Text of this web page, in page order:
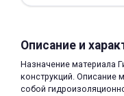
Описание и
Назначение материала
конструкций. Описание
собой